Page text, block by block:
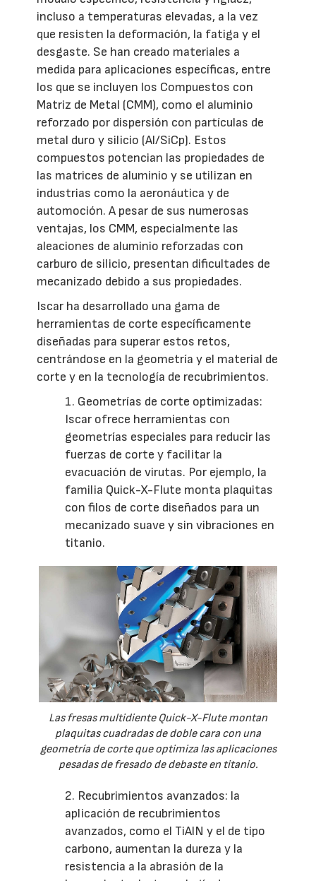
incluso a temperaturas elevadas, a la vez
que resisten la deformación, la fatiga y el
desgaste. Se han creado materiales a
medida para aplicaciones específicas, entre
los que se incluyen los Compuestos con
Matriz de Metal (CMM), como el aluminio
reforzado por dispersión con partículas de
metal duro y silicio (Al/SiCp). Estos
compuestos potencian las propiedades de
las matrices de aluminio y se utilizan en
industrias como la aeronáutica y de
automoción. A pesar de sus numerosas
ventajas, los CMM, especialmente las
aleaciones de aluminio reforzadas con
carburo de silicio, presentan dificultades de
mecanizado debido a sus propiedades.
Iscar ha desarrollado una gama de
herramientas de corte específicamente
diseñadas para superar estos retos,
centrándose en la geometría y el material de
corte y en la tecnología de recubrimientos.
1. Geometrías de corte optimizadas:
Iscar ofrece herramientas con
geometrías especiales para reducir las
fuerzas de corte y facilitar la
evacuación de virutas. Por ejemplo, la
familia Quick-X-Flute monta plaquitas
con filos de corte diseñados para un
mecanizado suave y sin vibraciones en
titanio.
Las fresas multidiente Quick-X-Flute montan
plaquitas cuadradas de doble cara con una
geometría de corte que optimiza las aplicaciones
pesadas de fresado de debaste en titanio.
2. Recubrimientos avanzados: la
aplicación de recubrimientos
avanzados, como el TiAlN y el de tipo
carbono, aumentan la dureza y la
resistencia a la abrasión de la